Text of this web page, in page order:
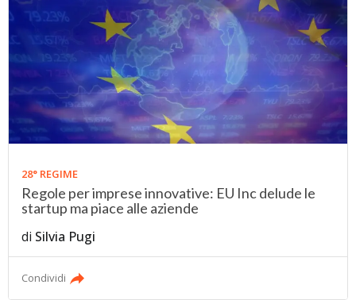
28° REGIME
Regole per imprese innovative: EU Inc delude le
startup ma piace alle aziende
di Silvia Pugi
Condividi